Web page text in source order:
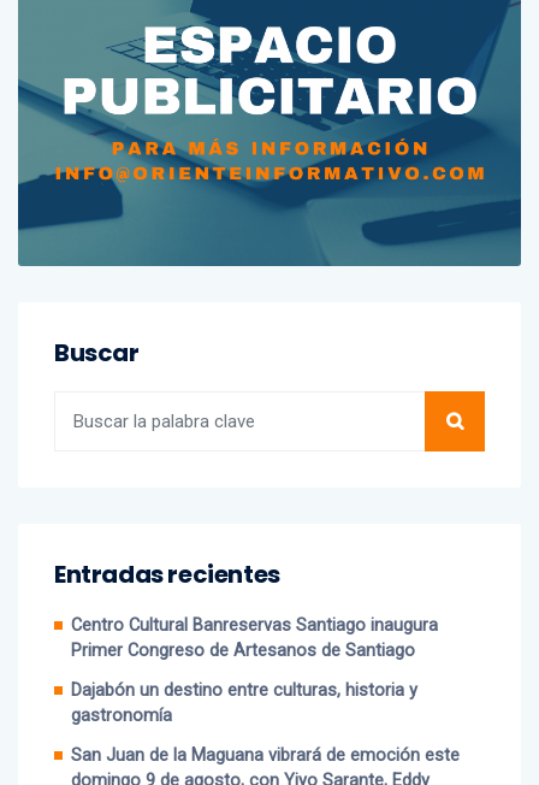
Primer Congreso de Artesanos de Santiago
Dajabón un destino entre culturas, historia y
gastronomía
San Juan de la Maguana vibrará de emoción este
domingo 9 de agosto, con Yiyo Sarante, Eddy
Herrera y Bulín 47